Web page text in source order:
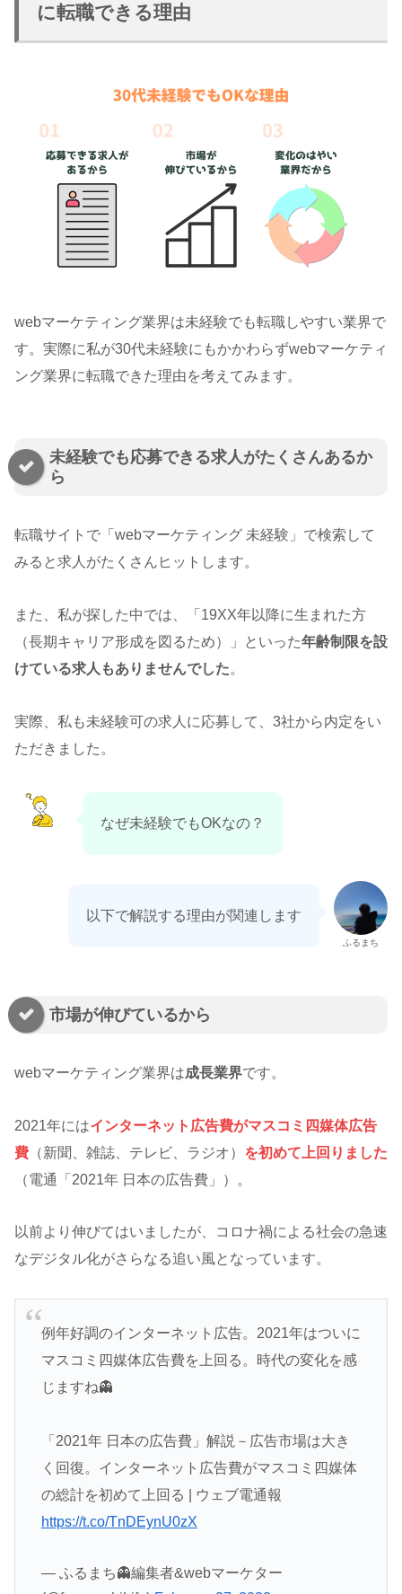
に転職できる理由
webマーケティング業界は未経験でも転職しやすい業界で
す。実際に私が30代未経験にもかかわらずwebマーケティ
ング業界に転職できた理由を考えてみます。
未経験でも応募できる求人がたくさんあるか
ら
転職サイトで「webマーケティング 未経験」で検索して
みると求人がたくさんヒットします。
また、私が探した中では、「19XX年以降に生まれた方
（長期キャリア形成を図るため）」といった年齢制限を設
けている求人もありませんでした。
実際、私も未経験可の求人に応募して、3社から内定をい
ただきました。
なぜ未経験でもOKなの？
ふるまち
以下で解説する理由が関連します
市場が伸びているから
webマーケティング業界は成長業界です。
2021年にはインターネット広告費がマスコミ四媒体広告
費 （新聞、雑誌、テレビ、ラジオ） を初めて上回りました
（電通「2021年 日本の広告費」）。
以前より伸びてはいましたが、コロナ禍による社会の急速
なデジタル化がさらなる追い風となっています。
例年好調のインターネット広告。2021年はついに
マスコミ四媒体広告費を上回る。時代の変化を感
じますね👻
「2021年 日本の広告費」解説－広告市場は大き
く回復。インターネット広告費がマスコミ四媒体
の総計を初めて上回る | ウェブ電通報
https://t.co/TnDEynU0zX
— ふるまち👻編集者&webマーケター